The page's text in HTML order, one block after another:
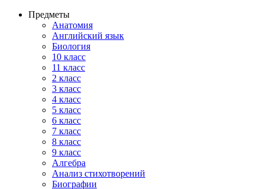
Предметы
Анатомия
Английский язык
Биология
10 класс
11 класс
2 класс
3 класс
4 класс
5 класс
6 класс
7 класс
8 класс
9 класс
Алгебра
Анализ стихотворений
Биографии